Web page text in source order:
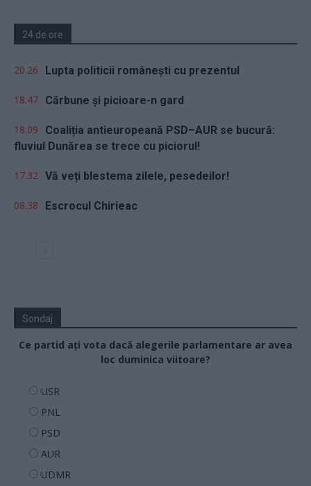
24 de ore
20.26 Lupta politicii românești cu prezentul
18.47 Cărbune și picioare-n gard
18.09
Coaliția antieuropeană PSD–AUR se bucură:
fluviul Dunărea se trece cu piciorul!
17.32 Vă veți blestema zilele, pesedeilor!
08.38 Escrocul Chirieac
Sondaj
Ce partid ați vota dacă alegerile parlamentare ar avea
loc duminica viitoare?
USR
PNL
PSD
AUR
UDMR